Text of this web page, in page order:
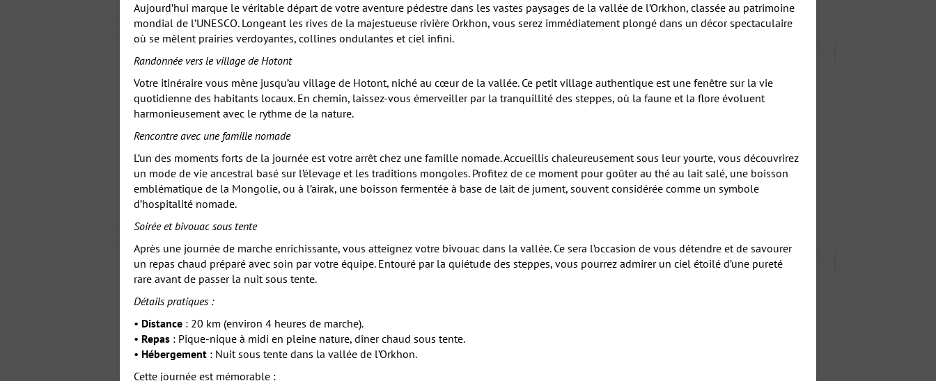
Aujourd’hui marque le véritable départ de votre aventure pédestre dans les vastes paysages de la vallée de l’Orkhon, classée au patrimoine
mondial de l’UNESCO. Longeant les rives de la majestueuse rivière Orkhon, vous serez immédiatement plongé dans un décor spectaculaire
où se mêlent prairies verdoyantes, collines ondulantes et ciel infini.
Randonnée vers le village de Hotont
Votre itinéraire vous mène jusqu’au village de Hotont, niché au cœur de la vallée. Ce petit village authentique est une fenêtre sur la vie
quotidienne des habitants locaux. En chemin, laissez-vous émerveiller par la tranquillité des steppes, où la faune et la flore évoluent
harmonieusement avec le rythme de la nature.
Rencontre avec une famille nomade
L’un des moments forts de la journée est votre arrêt chez une famille nomade. Accueillis chaleureusement sous leur yourte, vous découvrirez
un mode de vie ancestral basé sur l’élevage et les traditions mongoles. Profitez de ce moment pour goûter au thé au lait salé, une boisson
emblématique de la Mongolie, ou à l’airak, une boisson fermentée à base de lait de jument, souvent considérée comme un symbole
d’hospitalité nomade.
Soirée et bivouac sous tente
Après une journée de marche enrichissante, vous atteignez votre bivouac dans la vallée. Ce sera l’occasion de vous détendre et de savourer
un repas chaud préparé avec soin par votre équipe. Entouré par la quiétude des steppes, vous pourrez admirer un ciel étoilé d’une pureté
rare avant de passer la nuit sous tente.
Détails pratiques :
• Distance : 20 km (environ 4 heures de marche).
• Repas : Pique-nique à midi en pleine nature, dîner chaud sous tente.
• Hébergement : Nuit sous tente dans la vallée de l’Orkhon.
Cette journée est mémorable :